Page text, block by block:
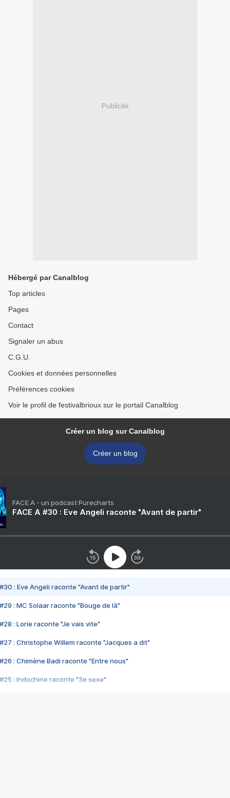
Publicité
Hébergé par Canalblog
Top articles
Pages
Contact
Signaler un abus
C.G.U.
Cookies et données personnelles
Préférences cookies
Voir le profil de festivalbrioux sur le portail Canalblog
Créer un blog sur Canalblog
Créer un blog
FACE A - un podcast Purecharts
FACE A #30 : Eve Angeli raconte "Avant de partir"
#30 : Eve Angeli raconte "Avant de partir"
#29 : MC Solaar raconte "Bouge de là"
#28 : Lorie raconte "Je vais vite"
#27 : Christophe Willem raconte "Jacques a dit"
#26 : Chimène Badi raconte "Entre nous"
#25 : Indochine raconte "3e sexe"